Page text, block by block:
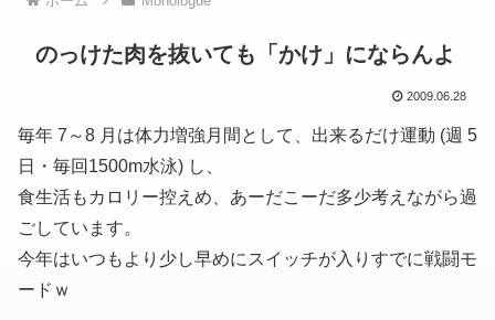
のっけた肉を抜いても「かけ」にならんよ
2009.06.28
毎年 7～8 月は体力増強月間として、出来るだけ運動 (週 5
日・毎回1500m水泳) し、
食生活もカロリー控えめ、あーだこーだ多少考えながら過
ごしています。
今年はいつもより少し早めにスイッチが入りすでに戦闘モ
ードｗ